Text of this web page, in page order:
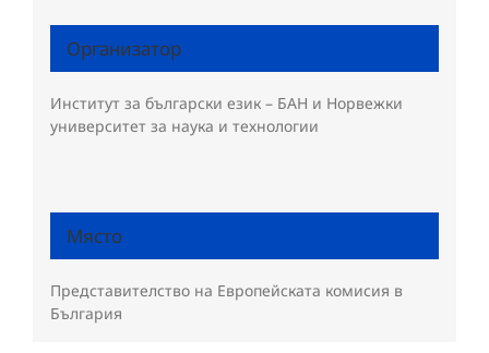
Организатор
Институт за български език – БАН и Норвежки
университет за наука и технологии
Място
Представителство на Европейската комисия в
България